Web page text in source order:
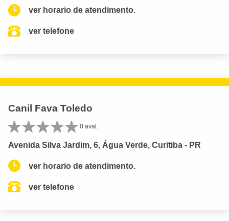
ver horario de atendimento.
ver telefone
Canil Fava Toledo
0 aval.
Avenida Silva Jardim, 6, Água Verde, Curitiba - PR
ver horario de atendimento.
ver telefone